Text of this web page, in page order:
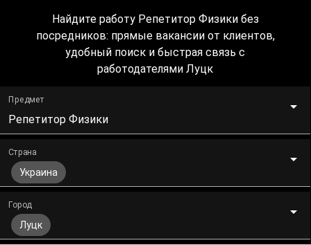
Найдите работу Репетитор Физики без
посредников: прямые вакансии от клиентов,
удобный поиск и быстрая связь с
работодателями Луцк
Предмет
Репетитор Физики
Страна
Украина
Город
Луцк